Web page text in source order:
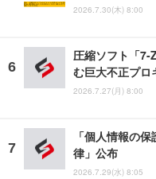
2026.7.30(木) 8:00
圧縮ソフト「7-
む巨大不正プロ
2026.7.27(月) 8:00
「個人情報の
律」公布
2026.7.29(水) 8:05